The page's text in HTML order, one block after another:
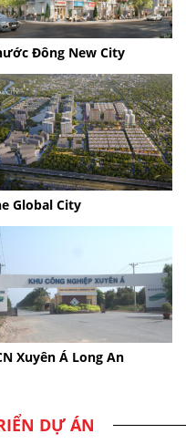
Đông New City
Global City
Xuyên Á Long An
DỰ ÁN